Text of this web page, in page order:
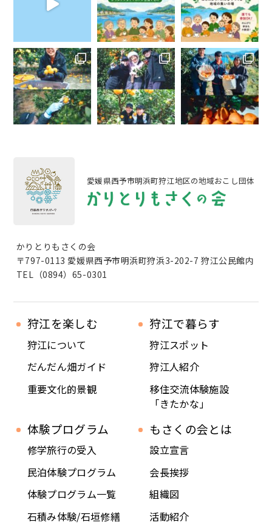
愛媛県西予市明浜町狩江地区の地域おこし団体
かりとりもさくの会
〒797-0113 愛媛県西予市明浜町狩浜3-202-7 狩江公民館内
TEL（0894）65-0301
狩江を楽しむ
狩江について
だんだん畑ガイド
重要文化的景観
狩江で暮らす
狩江スポット
狩江人紹介
移住交流体験施設
「きたかな」
体験プログラム
修学旅行の受入
民泊体験プログラム
体験プログラム一覧
石積み体験/石垣修繕
もさくの会とは
設立宣言
会長挨拶
組織図
活動紹介